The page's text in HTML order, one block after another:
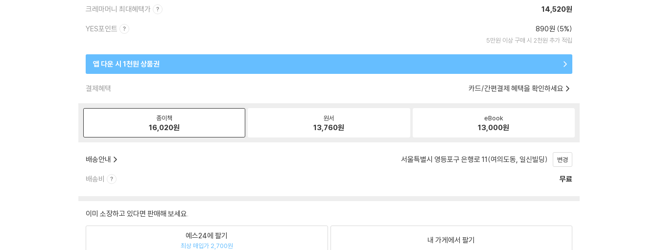
크레마머니 최대혜택가 14,520원
YES포인트 890원 (5%)
5만원 이상 구매 시 2천원 추가 적립
앱 다운 시 1천원 상품권
결제혜택 카드/간편결제 혜택을 확인하세요
종이책
16,020원
원서
13,760원
eBook
13,000원
배송안내 서울특별시 영등포구 은행로 11(여의도동, 일신빌딩) 변경
배송비 무료
이미 소장하고 있다면 판매해 보세요.
예스24에 팔기
최상 매입가 2,700원
내 가게에서 팔기